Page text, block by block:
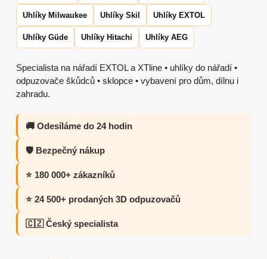
Uhlíky Milwaukee Uhlíky Skil Uhlíky EXTOL
Uhlíky Güde Uhlíky Hitachi Uhlíky AEG
Specialista na nářadí EXTOL a XTline • uhlíky do nářadí •
odpuzovače škůdců • sklopce • vybavení pro dům, dílnu i
zahradu.
🚚 Odesíláme do 24 hodin
🛡️ Bezpečný nákup
⭐ 180 000+ zákazníků
⭐ 24 500+ prodaných 3D odpuzovačů
🇨🇿 Český specialista